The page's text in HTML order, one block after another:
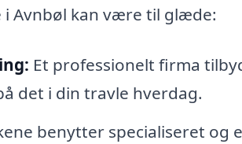
Avnbøl kan være til glæde:
Et professionelt firma
det i din travle hverdag.
benytter specialiseret og